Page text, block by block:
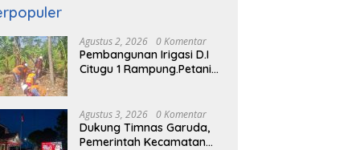
Agustus 2, 2026 0 Komentar
Pembangunan Irigasi D.I
Citugu 1 Rampung.Petani
Agustus 3, 2026 0 Komentar
Dukung Timnas Garuda,
Pemerintah Kecamatan